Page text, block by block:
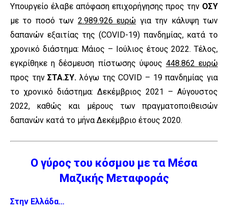
Υπουργείο έλαβε απόφαση επιχορήγησης προς την ΟΣΥ
με το ποσό των 2.989.926 ευρώ για την κάλυψη των
δαπανών εξαιτίας της (COVID-19) πανδημίας, κατά το
χρονικό διάστημα: Μάιος – Ιούλιος έτους 2022. Τέλος,
εγκρίθηκε η δέσμευση πίστωσης ύψους 448.862 ευρώ
προς τηνΣΤΑ.ΣΥ. λόγω της COVID – 19 πανδημίας για
το χρονικό διάστημα: Δεκέμβριος 2021 – Αύγουστος
2022, καθώς και μέρους των πραγματοποιθεισών
δαπανών κατά το μήνα Δεκέμβριο έτους 2020.
Ο γύρος του κόσμου με τα Μέσα
Μαζικής Μεταφοράς
Στην Ελλάδα…